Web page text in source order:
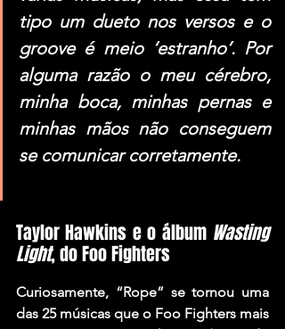
tipo um dueto nos versos e o
groove é meio ‘estranho’. Por
alguma razão o meu cérebro,
minha boca, minhas pernas e
minhas mãos não conseguem
se comunicar corretamente.
Taylor Hawkins e o álbum Wasting
Light, do Foo Fighters
Curiosamente, “Rope” se tornou uma
das 25 músicas que o Foo Fighters mais